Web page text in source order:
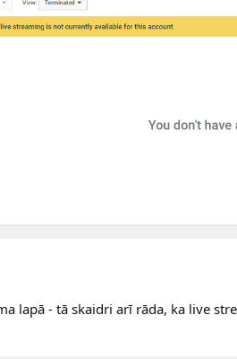
lapā - tā skaidri arī rāda, ka live